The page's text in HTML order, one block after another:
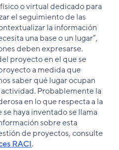
o virtual dedicado para
el seguimiento de las
la información
una base o un lugar”,
deben expresarse.
proyecto en el que se
a medida que
saber qué lugar ocupan
Probablemente la
en lo que respecta a la
haya inventado se llama
sobre esta
de proyectos, consulte
RACI.